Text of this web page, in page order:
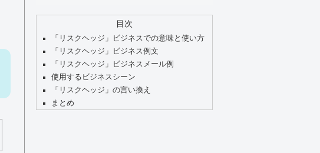
目次
「リスクヘッジ」ビジネスでの意味と使い方
「リスクヘッジ」ビジネス例文
「リスクヘッジ」ビジネスメール例
使用するビジネスシーン
「リスクヘッジ」の言い換え
まとめ